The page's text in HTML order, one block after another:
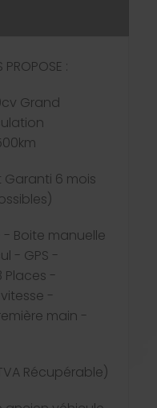
PROPOSE :
Grand
Garanti 6 mois
Boite manuelle
- GPS -
Places -
-
main -
Récupérable)